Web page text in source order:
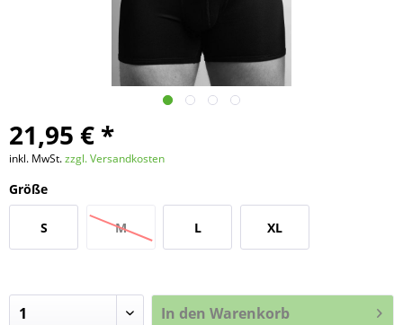
21,95 € *
inkl. MwSt.zzgl. Versandkosten
Größe
S M L XL
In den Warenkorb